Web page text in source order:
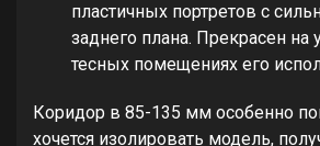
пластичных портретов с
заднего плана. Прекрасен на
тесных помещениях его
Коридор в 85-135 мм особенно
хочется изолировать модель,